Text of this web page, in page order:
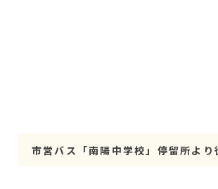
市営バス「南陽中学校」停留所より